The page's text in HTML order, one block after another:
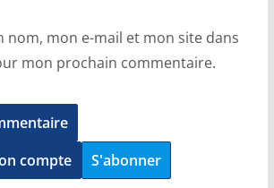
nom, mon e-mail et mon site dans
mon prochain commentaire.
compte S'abonner